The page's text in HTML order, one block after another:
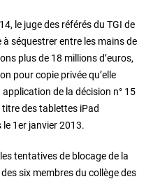
le juge des référés du TGI de
séquestrer entre les mains de
plus de 18 millions d’euros,
pour copie privée qu’elle
de la décision n° 15
des tablettes iPad
1er janvier 2013.
tentatives de blocage de la
six membres du collège des